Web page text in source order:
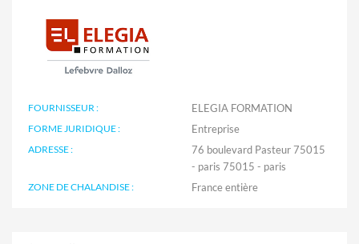
FOURNISSEUR : ELEGIA FORMATION
FORME JURIDIQUE : Entreprise
ADRESSE :
76 boulevard Pasteur 75015
- paris 75015 - paris
ZONE DE CHALANDISE :